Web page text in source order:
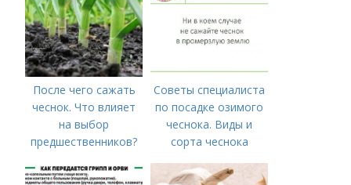
После чего сажать
чеснок. Что влияет
на выбор
предшественников?
Советы специалиста
по посадке озимого
чеснока. Виды и
сорта чеснока